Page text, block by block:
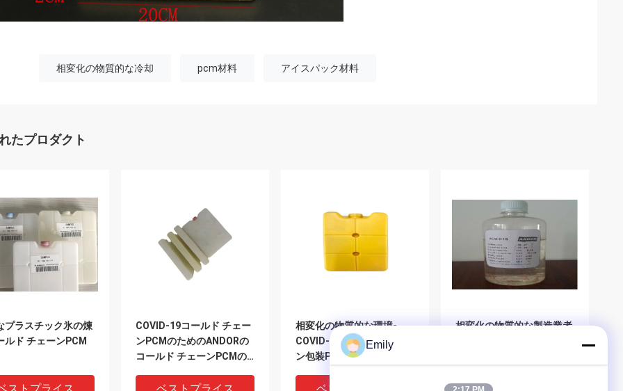
相変化の物質的な冷却 pcm材料 アイスパック材料
たプロダクト
プラスチック氷の煉
ルド チェーンPCM
COVID-19コールド チェー
ンPCMのためのANDORの
コールド チェーンPCMの
HDPE/ペット300
相変化の物質的な環境-
COVID-19コールド チェー
ン包装PCMのために友好的
相変化の物質的な製造業者
Emily